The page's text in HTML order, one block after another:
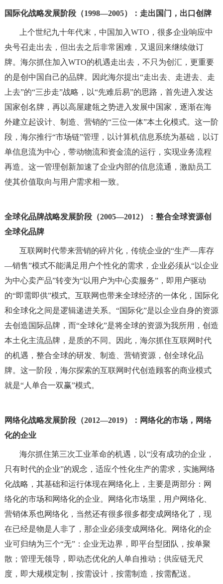
国际化战略发展阶段（1998—2005）：走出国门，出口创牌
上个世纪九十年代末，中国加入WTO，很多企业响应中
央号召走出去，但出去之后非常困难，又退回来继续做订
牌。海尔抓住加入WTO的机遇走出去，不只为创汇，更重要
的是创中国自己的品牌。因此海尔提出“走出去、走进去、走
上去”的“三步走”战略，以“先难后易”的思路，首先进入发达
国家创名牌，再以高屋建瓴之势进入发展中国家，逐渐在海
外建立起设计、制造、营销的“三位一体”本土化模式。这一阶
段，海尔推行“市场链”管理，以计算机信息系统为基础，以订
单信息流为中心，带动物流和资金流的运行，实现业务流程
再造。这一管理创新加速了企业内部的信息流通，激励员工
使其价值取向与用户需求相一致。
全球化品牌战略发展阶段（2005—2012）：整合全球资源创
全球化品牌
互联网时代带来营销的碎片化，传统企业的“生产—库存
—销售”模式不能满足用户个性化的需求，企业必须从“以企业
为中心卖产品”转变为“以用户为中心卖服务”，即用户驱动
的“即需即供”模式。互联网也带来全球经济的一体化，国际化
和全球化之间是逻辑递进关系。“国际化”是以企业自身的资源
去创造国际品牌，而“全球化”是将全球的资源为我所用，创造
本土化主流品牌，是质的不同。因此，海尔抓住互联网时代
的机遇，整合全球的研发、制造、营销资源，创全球化品
牌。这一阶段，海尔探索的互联网时代创造顾客的商业模式
就是“人单合一双赢”模式。
网络化战略发展阶段（2012—2019）：网络化的市场，网络
化的企业
海尔抓住第三次工业革命的机遇，以“没有成功的企业，
只有时代的企业”的观念，适应个性化生产的需求，实施网络
化战略，其基础和运行体现在网络化上，主要是两部分：网
络化的市场和网络化的企业。网络化市场里，用户网络化、
营销体系也网络化，当然还有很多很多都变成网络化了，现
在已经是物是人非了，那企业必须变成网络化。网络化的企
业可归纳为三个“无”：企业无边界，即平台型团队，按单聚
散；管理无领导，即动态优化的人单自推动；供应链无尺
度，即大规模定制，按需设计，按需制造，按需配送。